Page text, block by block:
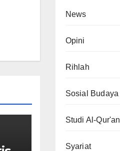
News
Opini
Rihlah
Sosial Budaya
Studi Al-Qur'an
Syariat